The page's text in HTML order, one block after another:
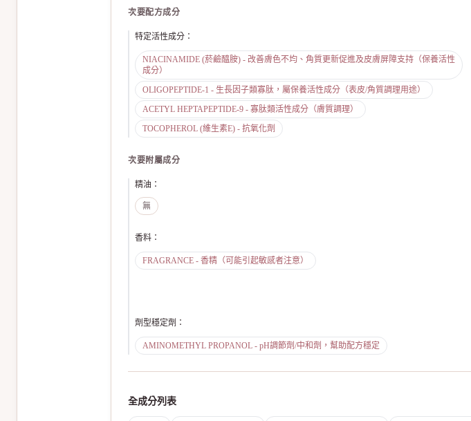
次要配方成分
特定活性成分 ：
NIACINAMIDE (菸鹼醯胺) - 改善膚色不均、角質更新促進及皮膚屏障支持（保養活性
成分）
OLIGOPEPTIDE-1 - 生長因子類寡肽，屬保養活性成分（表皮/角質調理用途）
ACETYL HEPTAPEPTIDE-9 - 寡肽類活性成分（膚質調理）
TOCOPHEROL (維生素E) - 抗氧化劑
次要附屬成分
精油 ：
無
香料 ：
FRAGRANCE - 香精（可能引起敏感者注意）
劑型穩定劑 ：
AMINOMETHYL PROPANOL - pH調節劑/中和劑，幫助配方穩定
全成分列表